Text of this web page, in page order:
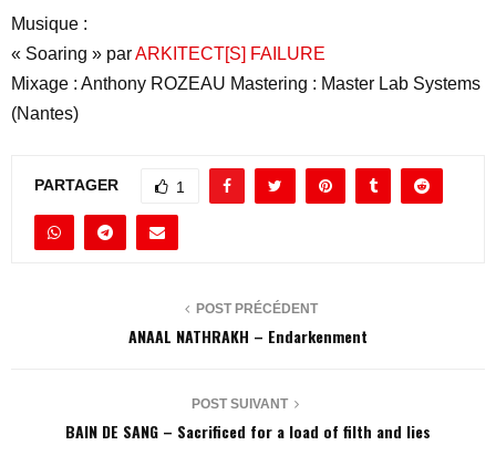
Musique :
« Soaring » parARKITECT[S] FAILURE
Mixage : Anthony ROZEAU Mastering : Master Lab Systems
(Nantes)
PARTAGER 1
POST PRÉCÉDENT
ANAAL NATHRAKH – Endarkenment
POST SUIVANT
BAIN DE SANG – Sacrificed for a load of filth and lies